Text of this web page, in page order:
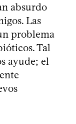
absurdo
Las
problema
Tal
ayude; el